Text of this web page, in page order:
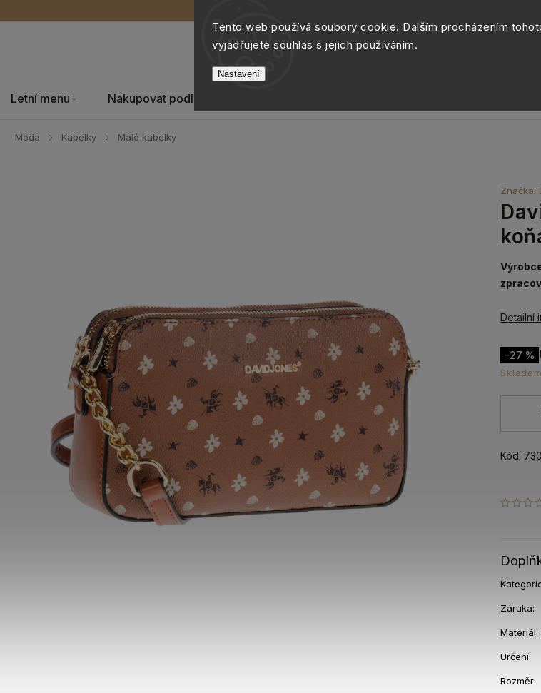
Tento web používá soubory cookie. Dalším procházením
vyjadřujete souhlas s jejich používáním.
Nastavení
Letní menu Nakupovat podle
Móda / Kabelky / Malé kabelky
Kód:
Značka:
–27 %
Skladem
Detailní
Záruka:
Materiál:
Určení:
Rozměr: